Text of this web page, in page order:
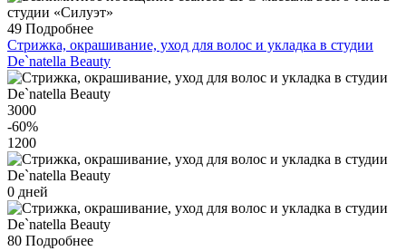
49 Подробнее
Стрижка, окрашивание, уход для волос и укладка в студии
De`natella Beauty
3000
-60%
1200
0 дней
80 Подробнее